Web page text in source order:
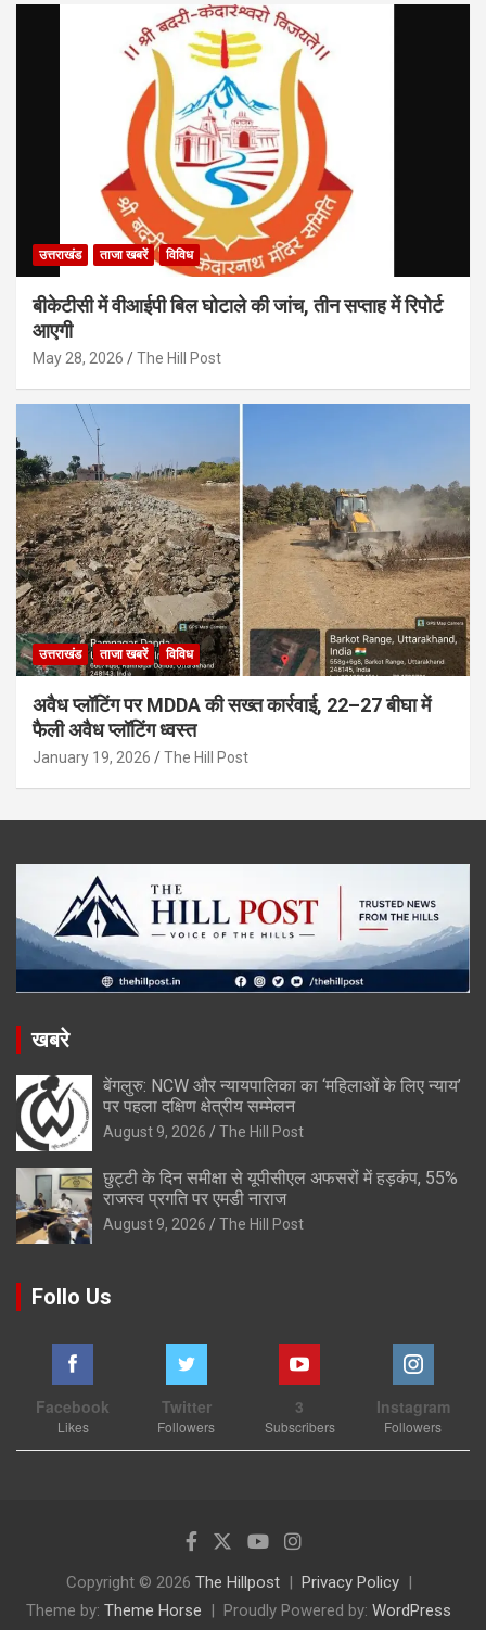
उत्तराखंड ताजा खबरें विविध
बीकेटीसी में वीआईपी बिल घोटाले की जांच, तीन सप्ताह में रिपोर्ट
आएगी
May 28, 2026 The Hill Post
उत्तराखंड ताजा खबरें विविध
अवैध प्लॉटिंग पर MDDA की सख्त कार्रवाई, 22–27 बीघा में
फैली अवैध प्लॉटिंग ध्वस्त
January 19, 2026 The Hill Post
खबरे
बेंगलुरु: NCW और न्यायपालिका का ‘महिलाओं के लिए न्याय’
पर पहला दक्षिण क्षेत्रीय सम्मेलन
August 9, 2026 The Hill Post
छुट्टी के दिन समीक्षा से यूपीसीएल अफसरों में हड़कंप, 55%
राजस्व प्रगति पर एमडी नाराज
August 9, 2026 The Hill Post
Follo Us
Facebook
Likes
Twitter
Followers
3
Subscribers
Instagram
Followers
Copyright © 2026 The Hillpost
Privacy Policy
Theme by: Theme Horse Proudly Powered by: WordPress